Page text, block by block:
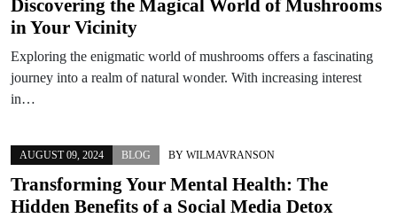
Discovering the Magical World of Mushrooms
in Your Vicinity
Exploring the enigmatic world of mushrooms offers a fascinating
journey into a realm of natural wonder. With increasing interest
in…
AUGUST 09, 2024 BLOG BY WILMAVRANSON
Transforming Your Mental Health: The
Hidden Benefits of a Social Media Detox